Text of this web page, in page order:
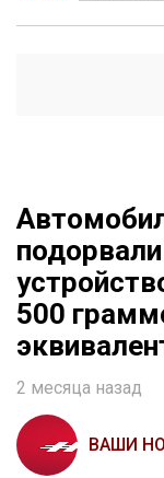
500
2 месяца назад
ВАШИ